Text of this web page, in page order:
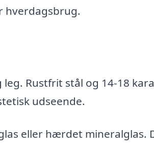
hverdagsbrug.
Rustfrit stål og 14-18
udseende.
eller hærdet mineralglas.